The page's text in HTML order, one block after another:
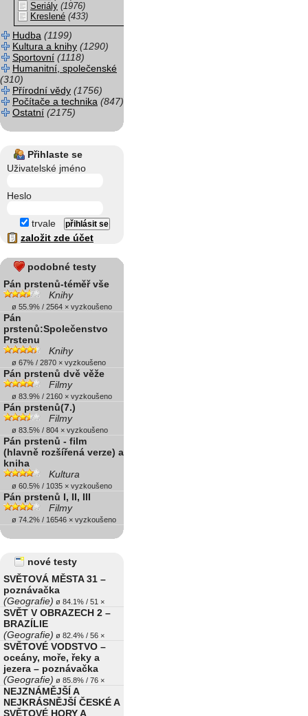
Seriály (1976)
Kreslené (433)
Hudba (1199)
Kultura a knihy (1290)
Sportovní (1118)
Humanitní, společenské
(310)
Přírodní vědy (1756)
Počítače a technika (847)
Ostatní (2175)
Přihlaste se
Uživatelské jméno
Heslo
trvale
založit zde účet
podobné testy
Pán prstenů-téměř vše
Knihy
ø 55.9% / 2564 × vyzkoušeno
Pán
prstenů:Společenstvo
Prstenu
Knihy
ø 67% / 2870 × vyzkoušeno
Pán prstenů dvě věže
Filmy
ø 83.9% / 2160 × vyzkoušeno
Pán prstenů(7.)
Filmy
ø 83.5% / 804 × vyzkoušeno
Pán prstenů - film
(hlavně rozšířená verze) a
kniha
Kultura
ø 60.5% / 1035 × vyzkoušeno
Pán prstenů I, II, III
Filmy
ø 74.2% / 16546 × vyzkoušeno
nové testy
SVĚTOVÁ MĚSTA 31 –
poznávačka
(Geografie) ø 84.1% / 51 ×
SVĚT V OBRAZECH 2 –
BRAZÍLIE
(Geografie) ø 82.4% / 56 ×
SVĚTOVÉ VODSTVO –
oceány, moře, řeky a
jezera – poznávačka
(Geografie) ø 85.8% / 76 ×
NEJZNÁMĚJŠÍ A
NEJKRÁSNĚJŠÍ ČESKÉ A
SVĚTOVÉ HORY A